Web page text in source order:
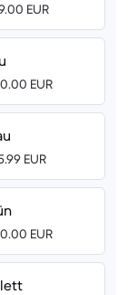
EUR
EUR
EUR
EUR